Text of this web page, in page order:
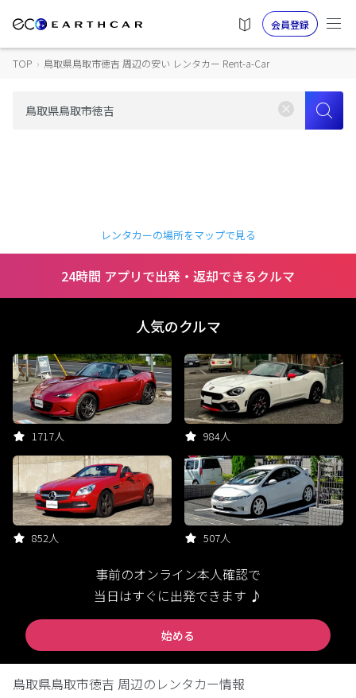
会員登録
TOP › 鳥取県鳥取市徳吉 周辺の安い レンタカー Rent-a-Car
レンタカーの場所をマップで見る
24時間 アプリで出発・返却できるクルマ
人気のクルマ
1717人 984人
852人 507人
事前のオンライン本人確認で
当日はすぐに出発できます ♪
始める
鳥取県鳥取市徳吉 周辺のレンタカー情報